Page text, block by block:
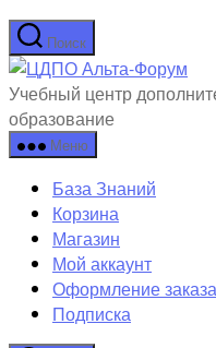
Перейти
содержимому
Поиск
Учебный центр
образование
Меню
База Знаний
Корзина
Магазин
Мой аккаунт
Оформление заказа
Подписка